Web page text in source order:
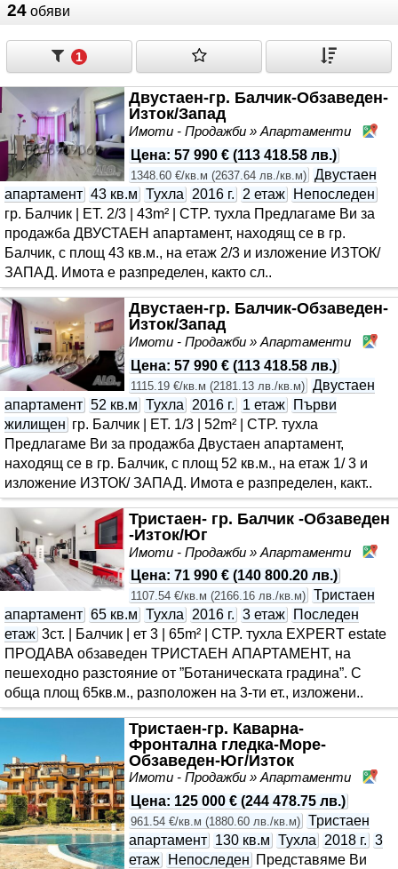
24 обяви
1
Двустаен-гр. Балчик-Обзаведен-
Изток/Запад
Имоти - Продажби » Апартаменти
Цена: 57 990 € (113 418.58 лв.)
1348.60 €/кв.м (2637.64 лв./кв.м) Двустаен
апартамент 43 кв.м Тухла 2016 г. 2 етаж
Непоследен
гр. Балчик | ET. 2/3 | 43m² | CTP. тухла Предлагаме Ви за
продажба ДВУСТАЕН апартамент, находящ се в гр.
Балчик, с площ 43 кв.м., на етаж 2/3 и изложение ИЗТОК/
ЗАПАД. Имота е разпределен, както сл..
Двустаен-гр. Балчик-Обзаведен-
Изток/Запад
Имоти - Продажби » Апартаменти
Цена: 57 990 € (113 418.58 лв.)
1115.19 €/кв.м (2181.13 лв./кв.м) Двустаен
апартамент 52 кв.м Тухла 2016 г. 1 етаж
Първи
жилищен гр. Балчик | ET. 1/3 | 52m² | CTP. тухла
Предлагаме Ви за продажба Двустаен апартамент,
находящ се в гр. Балчик, с площ 52 кв.м., на етаж 1/ 3 и
изложение ИЗТОК/ ЗАПАД. Имота е разпределен, какт..
Тристаен- гр. Балчик -Обзаведен
-Изток/Юг
Имоти - Продажби » Апартаменти
Цена: 71 990 € (140 800.20 лв.)
1107.54 €/кв.м (2166.16 лв./кв.м) Тристаен
апартамент 65 кв.м Тухла 2016 г. 3 етаж
Последен
етаж 3ст. | Балчик | ет 3 | 65m² | CTP. тухла EXPERT estate
ПРОДАВА обзаведен ТРИСТАЕН АПАРТАМЕНТ, на
пешеходно разстояние от ”Ботаническата градина”. С
обща площ 65кв.м., разположен на 3-ти ет., изложени..
Тристаен-гр. Каварна-
Фронтална гледка-Море-
Обзаведен-Юг/Изток
Имоти - Продажби » Апартаменти
Цена: 125 000 € (244 478.75 лв.)
961.54 €/кв.м (1880.60 лв./кв.м) Тристаен
апартамент 130 кв.м Тухла 2018 г. 3
етаж
Непоследен Представяме Ви